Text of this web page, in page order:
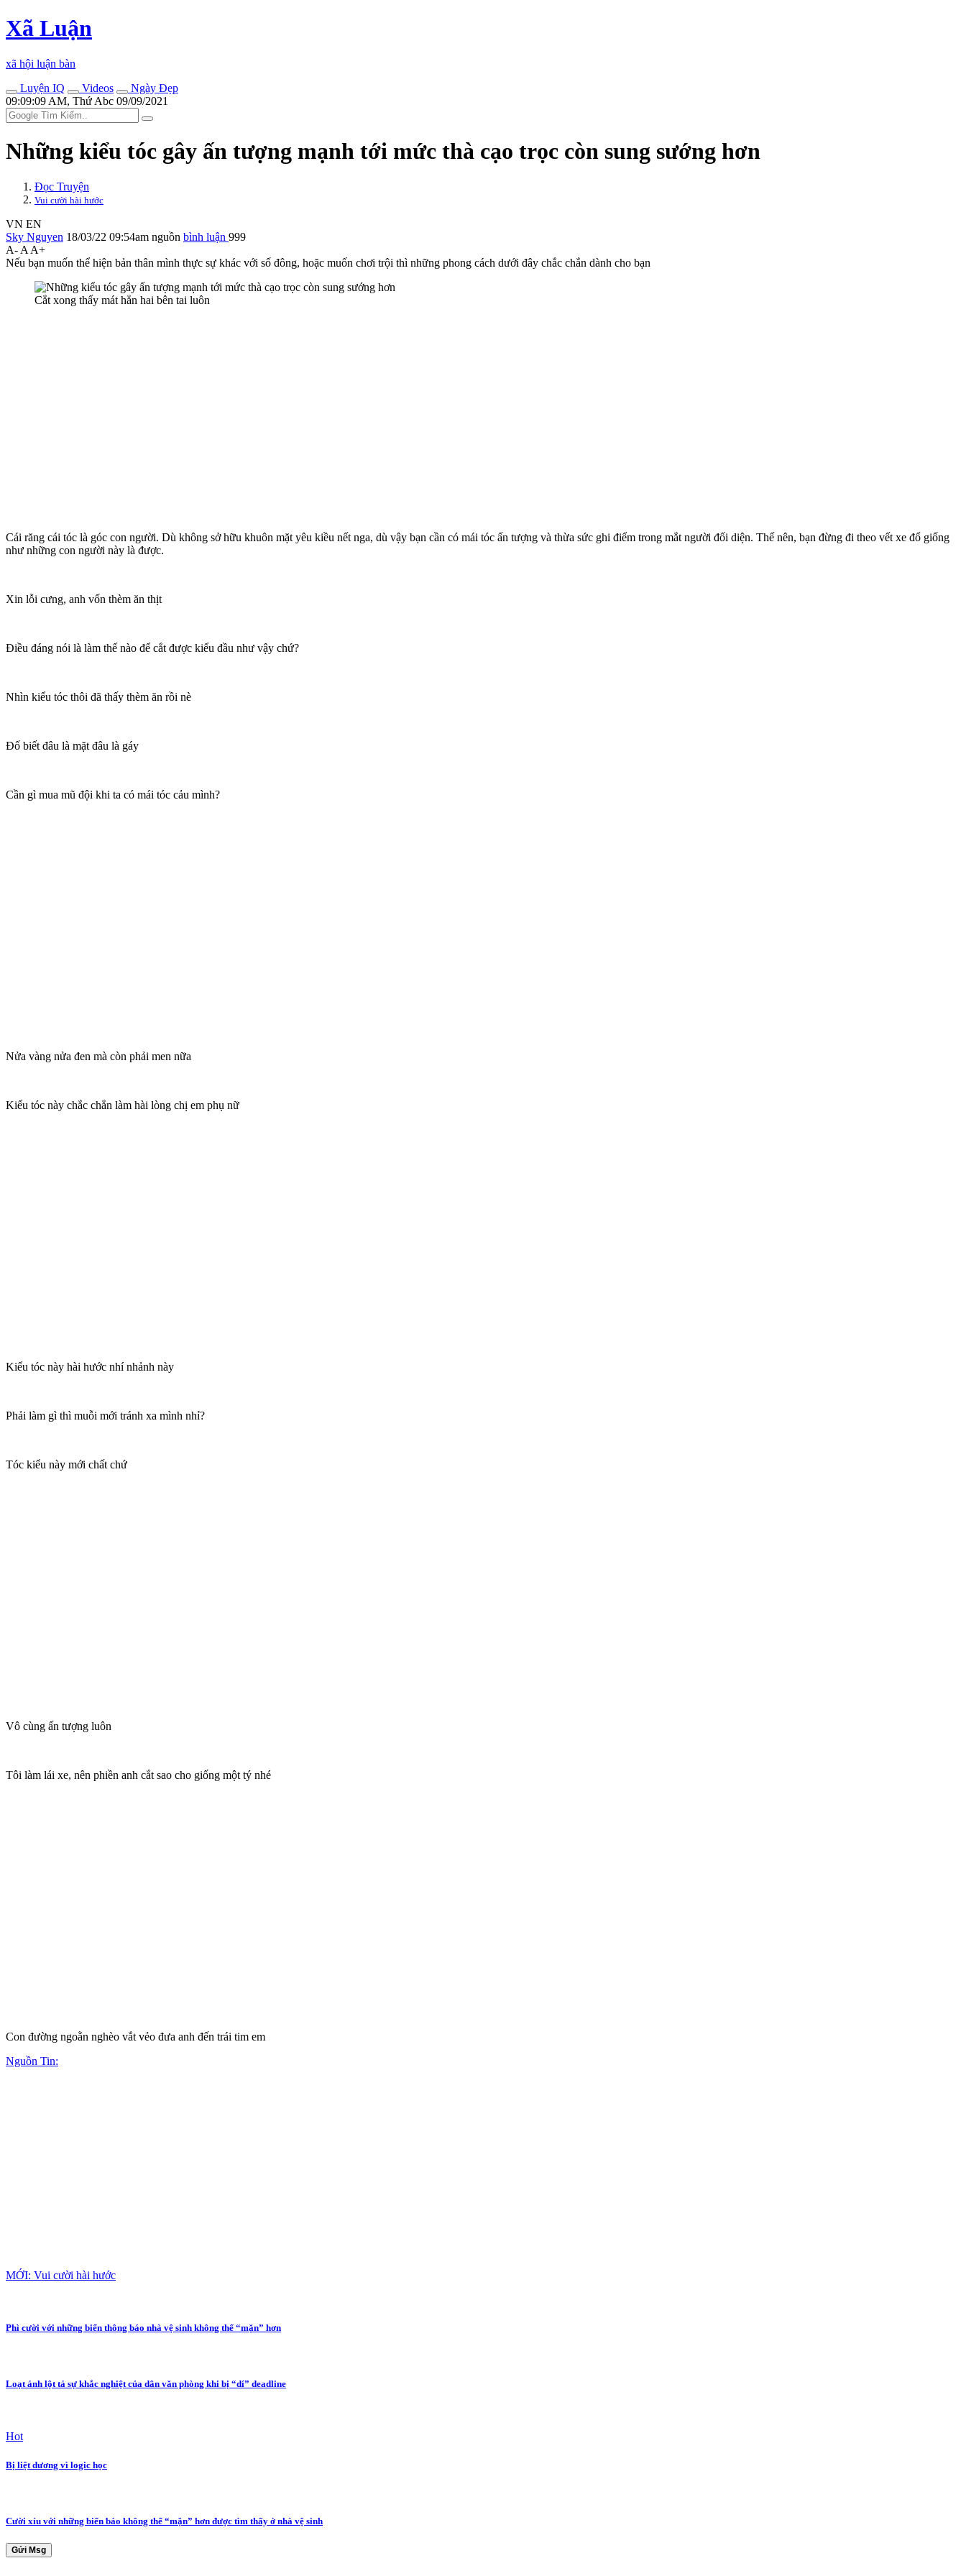
Xã Luận
xã hội luận bàn
Luyện IQ
Videos
Ngày Đẹp
09:09:09 AM, Thứ Abc 09/09/2021
Những kiểu tóc gây ấn tượng mạnh tới mức thà cạo trọc còn sung sướng hơn
Đọc Truyện
Vui cười hài hước
VN EN
Sky Nguyen 18/03/22 09:54am nguồn bình luận 999
A- A A+
Nếu bạn muốn thể hiện bản thân mình thực sự khác với số đông, hoặc muốn chơi trội thì những phong cách dưới đây chắc chắn dành cho bạn
Cắt xong thấy mát hẳn hai bên tai luôn
Cái răng cái tóc là góc con người. Dù không sở hữu khuôn mặt yêu kiều nết nga, dù vậy bạn cần có mái tóc ấn tượng và thừa sức ghi điểm trong mắt người đối diện. Thế nên, bạn đừng đi theo vết xe đổ giống
như những con người này là được.
Xin lỗi cưng, anh vốn thèm ăn thịt
Điều đáng nói là làm thế nào để cắt được kiểu đầu như vậy chứ?
Nhìn kiểu tóc thôi đã thấy thèm ăn rồi nè
Đố biết đâu là mặt đâu là gáy
Cần gì mua mũ đội khi ta có mái tóc cảu mình?
Nửa vàng nửa đen mà còn phải men nữa
Kiểu tóc này chắc chắn làm hài lòng chị em phụ nữ
Kiểu tóc này hài hước nhí nhảnh này
Phải làm gì thì muỗi mới tránh xa mình nhỉ?
Tóc kiểu này mới chất chứ
Vô cùng ấn tượng luôn
Tôi làm lái xe, nên phiền anh cắt sao cho giống một tý nhé
Con đường ngoằn nghèo vắt vẻo đưa anh đến trái tim em
Nguồn Tin:
MỚI: Vui cười hài hước
Phì cười với những biển thông báo nhà vệ sinh không thể “mặn” hơn
Loạt ảnh lột tả sự khắc nghiệt của dân văn phòng khi bị “dí” deadline
Hot
Bị liệt dương vì logic học
Cười xỉu với những biển báo không thể “mặn” hơn được tìm thấy ở nhà vệ sinh
Gửi Msg